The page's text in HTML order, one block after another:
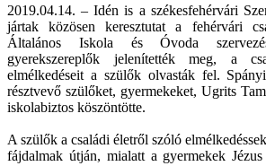
2019.04.14. – Idén is a székesfehérvári
jártak közösen keresztutat a fehérvári
Általános Iskola és Óvoda
gyerekszereplők jelenítették meg, a
elmélkedéseit a szülők olvasták fel.
résztvevő szülőket, gyermekeket, Ugrits
iskolabiztos köszöntötte.
A szülők a családi életről szóló
fájdalmak útján, mialatt a gyermekek Jézus